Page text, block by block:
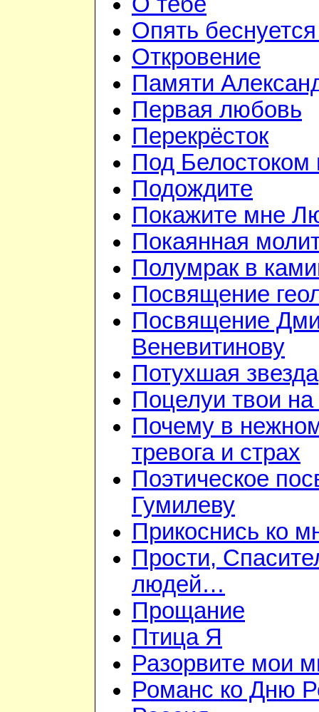
Опять
Откровение
Памяти
Первая любовь
Перекрёсток
Под Белостоком
Подождите
Покажите мне
Покаянная
Полумрак в
Посвящение
Посвящение
Веневитинову
Потухшая звезда
Поцелуи твои на
Почему в
тревога и страх
Поэтическое
Гумилеву
Прикоснись ко
Прости,
людей…
Прощание
Птица Я
Разорвите мои
Романс ко Дню